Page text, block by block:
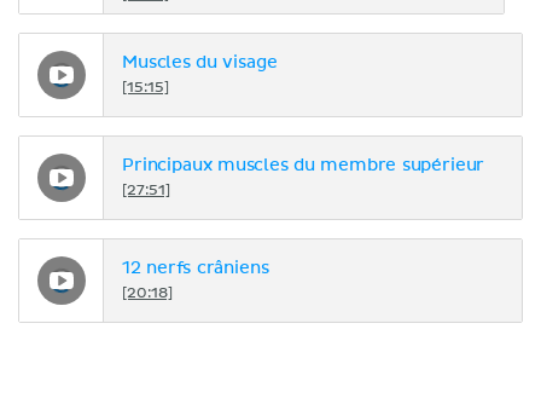
Muscles du visage
[15:15]
Principaux muscles du membre supérieur
[27:51]
12 nerfs crâniens
[20:18]